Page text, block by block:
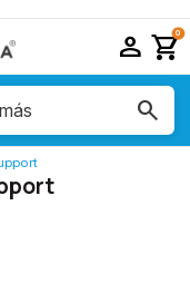
person shopping_cart
0